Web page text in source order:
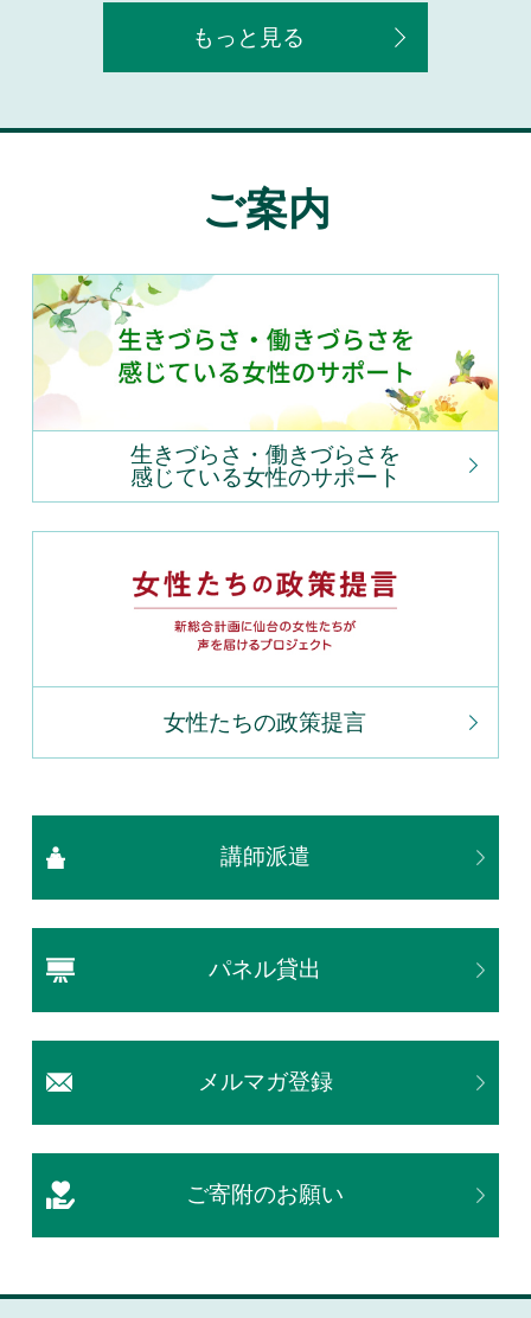
もっと見る
ご案内
生きづらさ・働きづらさを
感じている女性のサポート
女性たちの政策提言
講師派遣
パネル貸出
メルマガ登録
ご寄附のお願い